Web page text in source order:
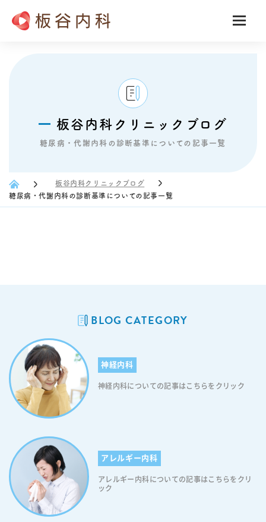
板谷内科クリニックブログ
糖尿病・代謝内科の診断基準についての記事一覧
板谷内科クリニックブログ
糖尿病・代謝内科の診断基準についての記事一覧
BLOG CATEGORY
神経内科
神経内科についての記事はこちらをクリック
アレルギー内科
アレルギー内科についての記事はこちらをクリ
ック